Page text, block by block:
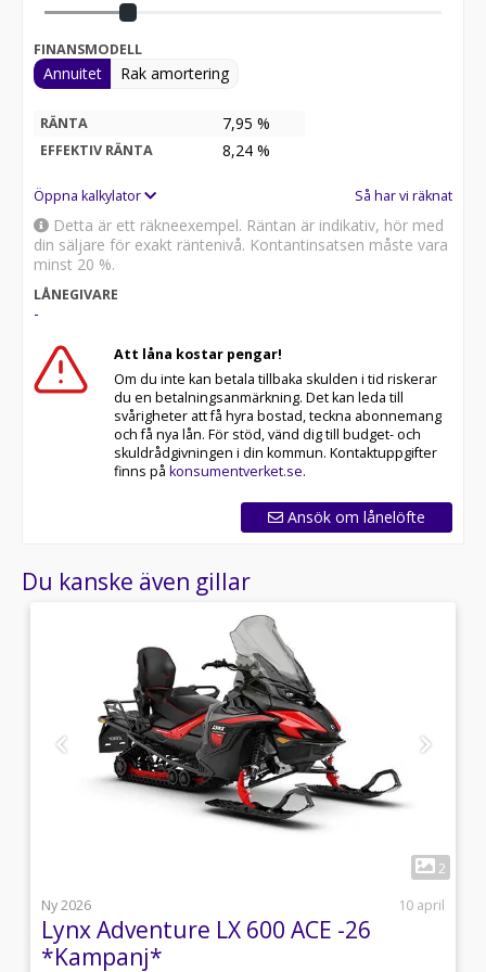
FINANSMODELL
Annuitet Rak amortering
RÄNTA 7,95 %
EFFEKTIV RÄNTA 8,24 %
Öppna kalkylator Så har vi räknat
Detta är ett räkneexempel. Räntan är indikativ, hör med
din säljare för exakt räntenivå. Kontantinsatsen måste vara
minst 20 %.
LÅNEGIVARE
-
Att låna kostar pengar!
Om du inte kan betala tillbaka skulden i tid riskerar
du en betalningsanmärkning. Det kan leda till
svårigheter att få hyra bostad, teckna abonnemang
och få nya lån. För stöd, vänd dig till budget- och
skuldrådgivningen i din kommun. Kontaktuppgifter
finns på konsumentverket.se.
Ansök om lånelöfte
Du kanske även gillar
2
Ny 2026
10 april
Lynx Adventure LX 600 ACE -26
*Kampanj*